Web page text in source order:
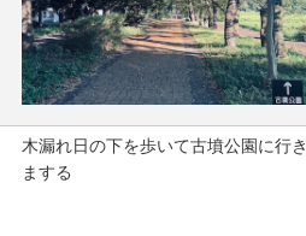
木漏れ日の下を歩いて古墳公園に行き
まする